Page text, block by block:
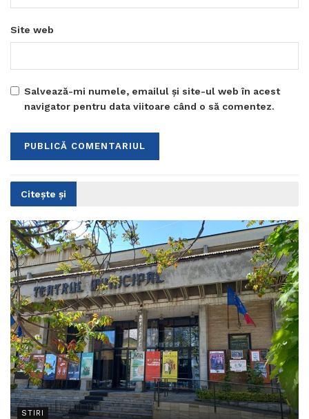
Site web
Salvează-mi numele, emailul și site-ul web în acest
navigator pentru data viitoare când o să comentez.
Citește și
STIRI